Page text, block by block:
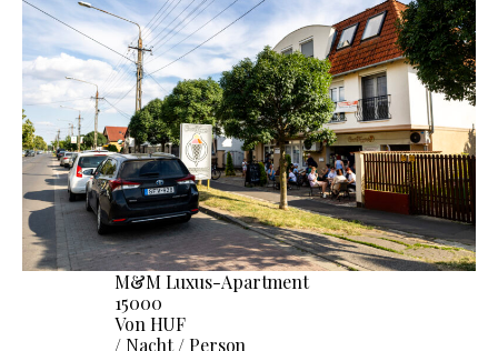
M&M Luxus-Apartment
15000
Von HUF
/ Nacht / Person